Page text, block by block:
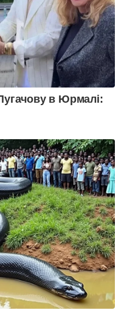
в Юрмалі: